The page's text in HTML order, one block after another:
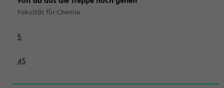
Fakultät für Chemie
5
45